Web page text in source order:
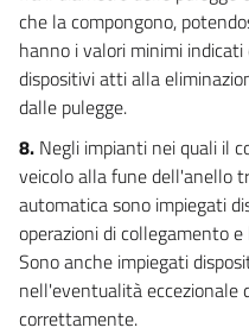
37
che la compongono,
hanno i valori minimi
dispositivi atti alla
dalle pulegge.
8. Negli impianti nei quali il
veicolo alla fune dell'anello
automatica sono impiegati
operazioni di collegamento
Sono anche impiegati
nell'eventualità eccezionale
correttamente.